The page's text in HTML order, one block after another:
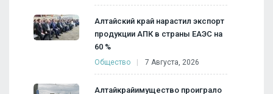
Алтайский край нарастил экспорт
продукции АПК в страны ЕАЭС на
60 %
Общество 7 Августа, 2026
Алтайкрайимущество проиграло